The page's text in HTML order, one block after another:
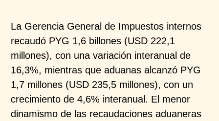
La Gerencia General de Impuestos internos
recaudó PYG 1,6 billones (USD 222,1
millones), con una variación interanual de
16,3%, mientras que aduanas alcanzó PYG
1,7 millones (USD 235,5 millones), con un
crecimiento de 4,6% interanual. El menor
dinamismo de las recaudaciones aduaneras